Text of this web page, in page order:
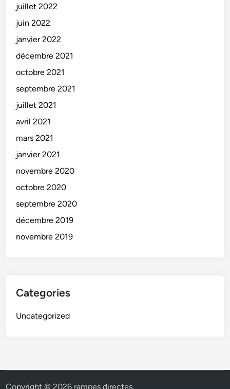
juillet 2022
juin 2022
janvier 2022
décembre 2021
octobre 2021
septembre 2021
juillet 2021
avril 2021
mars 2021
janvier 2021
novembre 2020
octobre 2020
septembre 2020
décembre 2019
novembre 2019
Categories
Uncategorized
Copyright © 2026 rampes directes.